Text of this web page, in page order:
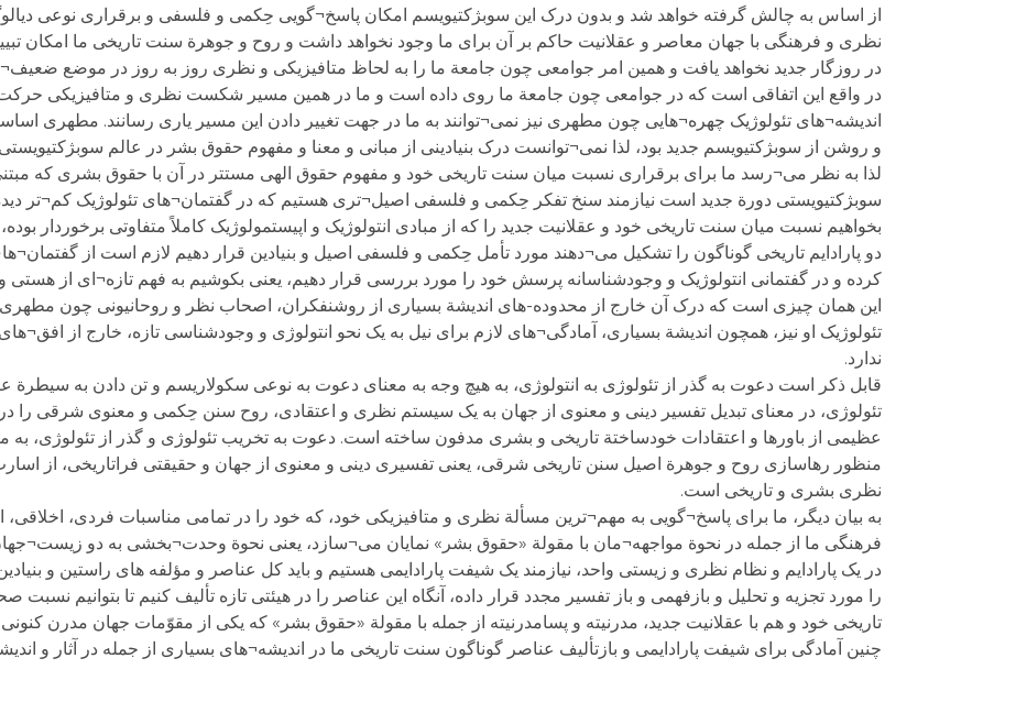
از اساس به چالش گرفته خواهد شد و بدون درک این سوبژکتیویسم امکان پاسخ¬گویی حِکمی و فلسفی و برقراری نوعی
نظری و فرهنگی با جهان معاصر و عقلانیت حاکم بر آن برای ما وجود نخواهد داشت و روح و جوهرة سنت تاریخی ما امکان
در روزگار جدید نخواهد یافت و همین امر جوامعی چون جامعة ما را به لحاظ متافیزیکی و نظری روز به روز در موضع
در واقع این اتفاقی است که در جوامعی چون جامعة ما روی داده است و ما در همین مسیر شکست نظری و متافیزیکی
اندیشه¬های تئولوژیک چهره¬هایی چون مطهری نیز نمی¬توانند به ما در جهت تغییر دادن این مسیر یاری رسانند. مطهری
و روشن از سوبژکتیویسم جدید بود، لذا نمی¬توانست درک بنیادینی از مبانی و معنا و مفهوم حقوق بشر در عالم
لذا به نظر می¬رسد ما برای برقراری نسبت میان سنت تاریخی خود و مفهوم حقوق الهی مستتر در آن با حقوق بشری که
سوبژکتیویستی دورة جدید است نیازمند سنخ تفکر حِکمی و فلسفی اصیل¬تری هستیم که در گفتمان¬های تئولوژیک کم¬تر
بخواهیم نسبت میان سنت تاریخی خود و عقلانیت جدید را که از مبادی انتولوژیک و اپیستمولوژیک کاملاً متفاوتی برخوردار
دو پارادایم تاریخی گوناگون را تشکیل می¬دهند مورد تأمل حِکمی و فلسفی اصیل و بنیادین قرار دهیم لازم است از
کرده و در گفتمانی انتولوژیک و وجودشناسانه پرسش خود را مورد بررسی قرار دهیم، یعنی بکوشیم به فهم تازه¬ای از هستی و
این همان چیزی است که درک آن خارج از محدوده-های اندیشة بسیاری از روشنفکران، اصحاب نظر و روحانیونی چون
تئولوژیک او نیز، همچون اندیشة بسیاری، آمادگی¬های لازم برای نیل به یک نحو انتولوژی و وجودشناسی تازه، خارج از افق¬های
ندارد.
قابل ذکر است دعوت به گذر از تئولوژی به انتولوژی، به هیچ وجه به معنای دعوت به نوعی سکولاریسم و تن دادن به سیطرة
تئولوژی، در معنای تبدیل تفسیر دینی و معنوی از جهان به یک سیستم نظری و اعتقادی، روح سنن حِکمی و معنوی شرقی را
عظیمی از باورها و اعتقادات خودساختة تاریخی و بشری مدفون ساخته است. دعوت به تخریب تئولوژی و گذر از تئولوژی، به
منظور رهاسازی روح و جوهرة اصیل سنن تاریخی شرقی، یعنی تفسیری دینی و معنوی از جهان و حقیقتی فراتاریخی، از
نظری بشری و تاریخی است.
به بیان دیگر، ما برای پاسخ¬گویی به مهم¬ترین مسألة نظری و متافیزیکی خود، که خود را در تمامی مناسبات فردی،
فرهنگی ما از جمله در نحوة مواجهه¬مان با مقولة «حقوق بشر» نمایان می¬سازد، یعنی نحوة وحدت¬بخشی به دو
در یک پارادایم و نظام نظری و زیستی واحد، نیازمند یک شیفت پارادایمی هستیم و باید کل عناصر و مؤلفه های راستین و
را مورد تجزیه و تحلیل و بازفهمی و باز تفسیر مجدد قرار داده، آنگاه این عناصر را در هیئتی تازه تألیف کنیم تا بتوانیم
تاریخی خود و هم با عقلانیت جدید، مدرنیته و پسامدرنیته از جمله با مقولة «حقوق بشر» که یکی از مقوّمات جهان مدرن کنونی
چنین آمادگی برای شیفت پارادایمی و بازتألیف عناصر گوناگون سنت تاریخی ما در اندیشه¬های بسیاری از جمله در آثار و